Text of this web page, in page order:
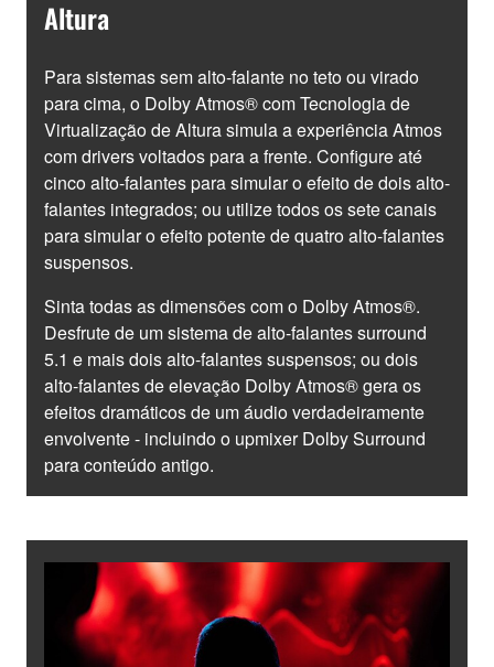
Altura
Para sistemas sem alto-falante no teto ou virado
para cima, o Dolby Atmos® com Tecnologia de
Virtualização de Altura simula a experiência Atmos
com drivers voltados para a frente. Configure até
cinco alto-falantes para simular o efeito de dois alto-
falantes integrados; ou utilize todos os sete canais
para simular o efeito potente de quatro alto-falantes
suspensos.
Sinta todas as dimensões com o Dolby Atmos®.
Desfrute de um sistema de alto-falantes surround
5.1 e mais dois alto-falantes suspensos; ou dois
alto-falantes de elevação Dolby Atmos® gera os
efeitos dramáticos de um áudio verdadeiramente
envolvente - incluindo o upmixer Dolby Surround
para conteúdo antigo.